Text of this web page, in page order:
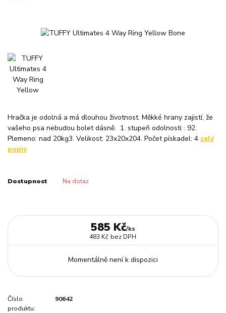
Hračka je odolná a má dlouhou životnost. Měkké hrany zajistí, že
vašeho psa nebudou bolet dásně. 1. stupeň odolnosti : 92.
Plemeno: nad 20kg3. Velikost: 23x20x204. Počet pískadel: 4 celý
popis
Dostupnost Na dotaz
585 Kč/ks
483 Kč bez DPH
Momentálně není k dispozici
Číslo
produktu:
90642